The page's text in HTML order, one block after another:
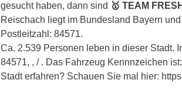
gesucht haben, dann sind 🥇 TEAM FRESH
Reischach liegt im Bundesland Bayern
Postleitzahl: 84571.
Ca. 2.539 Personen leben in dieser Stadt.
84571, , / . Das Fahrzeug Kennnzeichen
Stadt erfahren? Schauen Sie mal hier: